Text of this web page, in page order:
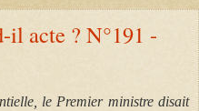
il acte ? N°191 -
le Premier ministre disait